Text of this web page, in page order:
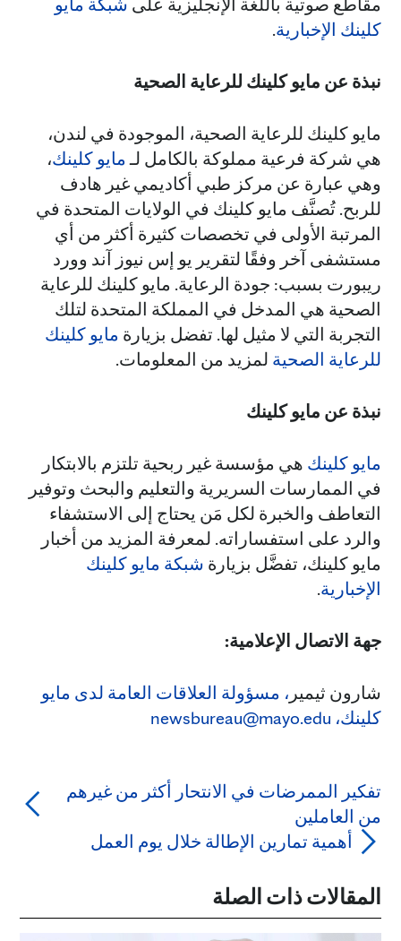
مقاطع صوتية باللغة الإنجليزية على شبكة مايو
كلينك الإخبارية.
نبذة عن مايو كلينك للرعاية الصحية
مايو كلينك للرعاية الصحية، الموجودة في لندن،
هي شركة فرعية مملوكة بالكامل لـ مايو كلينك،
وهي عبارة عن مركز طبي أكاديمي غير هادف
للربح. تُصنَّف مايو كلينك في الولايات المتحدة في
المرتبة الأولى في تخصصات كثيرة أكثر من أي
مستشفى آخر وفقًا لتقرير يو إس نيوز آند وورد
ريبورت بسبب: جودة الرعاية. مايو كلينك للرعاية
الصحية هي المدخل في المملكة المتحدة لتلك
التجربة التي لا مثيل لها. تفضل بزيارة مايو كلينك
للرعاية الصحية لمزيد من المعلومات.
نبذة عن مايو كلينك
مايو كلينك هي مؤسسة غير ربحية تلتزم بالابتكار
في الممارسات السريرية والتعليم والبحث وتوفير
التعاطف والخبرة لكل مَن يحتاج إلى الاستشفاء
والرد على استفساراته. لمعرفة المزيد من أخبار
مايو كلينك، تفضَّل بزيارة شبكة مايو كلينك
الإخبارية.
جهة الاتصال الإعلامية:
شارون ثيمير ، مسؤولة العلاقات العامة لدى مايو
كلينك، newsbureau@mayo.edu
تفكير الممرضات في الانتحار أكثر من غيرهم
من العاملين
أهمية تمارين الإطالة خلال يوم العمل
المقالات ذات الصلة